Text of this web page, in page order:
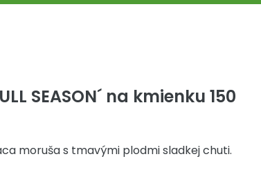
SEASON´ na kmienku 150
moruša s tmavými plodmi sladkej chuti.